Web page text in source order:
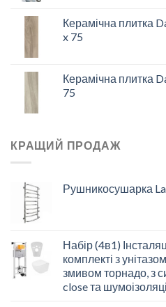
Керамічна плитка
x 75
Керамічна плитка
75
КРАЩИЙ ПРОДАЖ
Рушникосушарка
Набір (4в1)
комплекті з
змивом торнадо, з
close та